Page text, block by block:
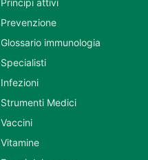
Prevenzione
Glossario immunologia
Specialisti
Infezioni
Strumenti Medici
Vaccini
Vitamine